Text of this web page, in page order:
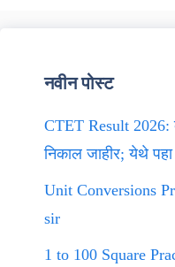
नवीन पोस्ट
CTET Result 2026:
निकाल जाहीर; येथे
Unit Conversions
sir
1 to 100 Square